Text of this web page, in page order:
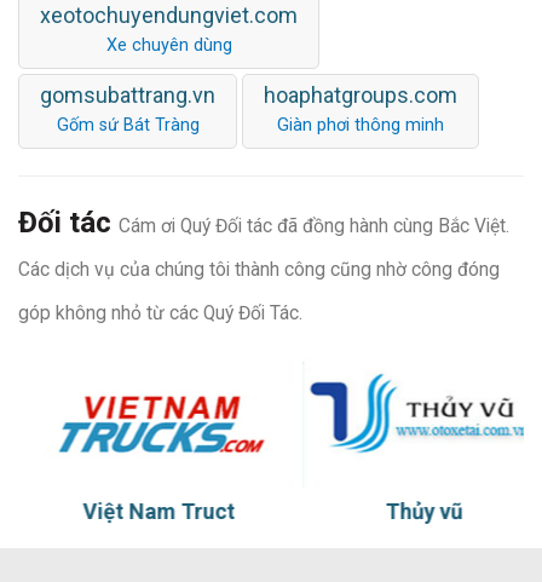
xeotochuyendungviet.com
Xe chuyên dùng
gomsubattrang.vn
Gốm sứ Bát Tràng
hoaphatgroups.com
Giàn phơi thông minh
Đối tác Cám ơi Quý Đối tác đã đồng hành cùng Bắc Việt.
Các dịch vụ của chúng tôi thành công cũng nhờ công đóng
góp không nhỏ từ các Quý Đối Tác.
Việt Nam Truct Thủy vũ